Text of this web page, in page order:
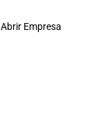
Abrir Empresa